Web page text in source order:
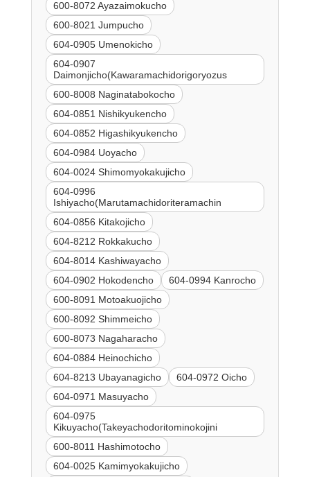
600-8072 Ayazaimokucho
600-8021 Jumpucho
604-0905 Umenokicho
604-0907
Daimonjicho(Kawaramachidorigoryozus
600-8008 Naginatabokocho
604-0851 Nishikyukencho
604-0852 Higashikyukencho
604-0984 Uoyacho
604-0024 Shimomyokakujicho
604-0996
Ishiyacho(Marutamachidoriteramachin
604-0856 Kitakojicho
604-8212 Rokkakucho
604-8014 Kashiwayacho
604-0902 Hokodencho
604-0994 Kanrocho
600-8091 Motoakuojicho
600-8092 Shimmeicho
600-8073 Nagaharacho
604-0884 Heinochicho
604-8213 Ubayanagicho
604-0972 Oicho
604-0971 Masuyacho
604-0975
Kikuyacho(Takeyachodoritominokojini
600-8011 Hashimotocho
604-0025 Kamimyokakujicho